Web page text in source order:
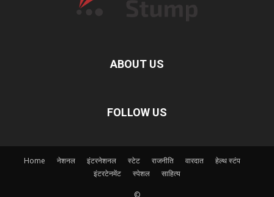
ABOUT US
FOLLOW US
Home नेशनल इंटरनेशनल स्टेट राजनीति वारदात
हेल्थ स्टंप
इंटरटेनमेंट
स्पेशल साहित्य
©